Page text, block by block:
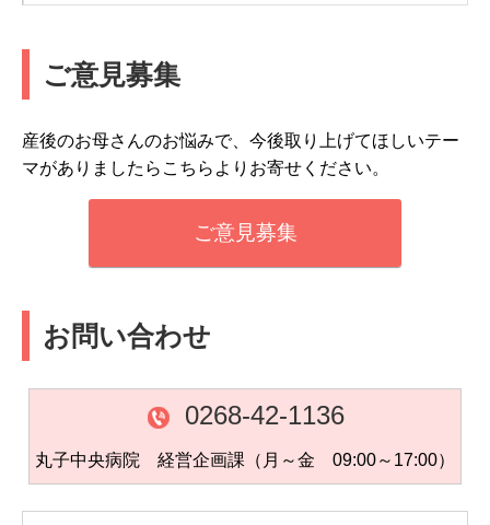
ご意見募集
産後のお母さんのお悩みで、今後取り上げてほしいテー
マがありましたらこちらよりお寄せください。
ご意見募集
お問い合わせ
0268-42-1136
丸子中央病院 経営企画課（月～金 09:00～17:00）